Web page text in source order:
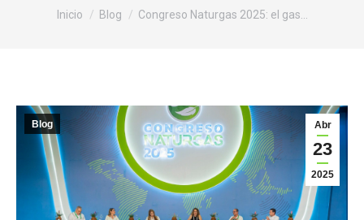
Estás aquí:
Inicio Blog Congreso Naturgas 2025: el gas…
Abr
23
2025
Blog